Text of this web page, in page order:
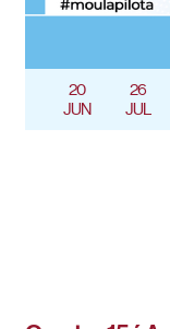
20
JUN
26
JUL